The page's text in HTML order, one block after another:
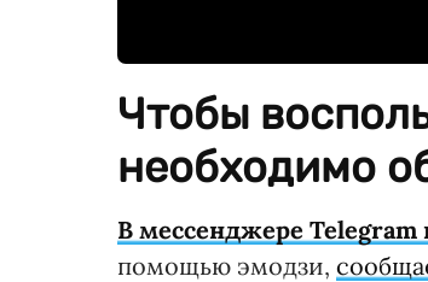
Чтобы
необходимо
В мессенджере Telegram
помощью эмодзи,